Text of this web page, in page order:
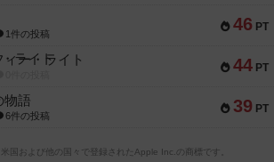
46 PT
1件の投稿
44 PT
ー・ライト
39 PT
物語
6件の投稿
国および他の国々で登録されたApple Inc.の商標です。